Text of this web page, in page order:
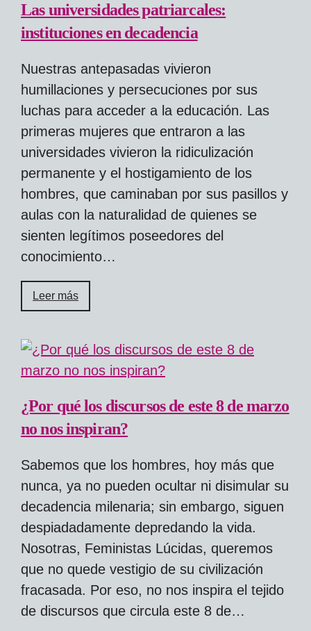
Las universidades patriarcales:
instituciones en decadencia
Nuestras antepasadas vivieron
humillaciones y persecuciones por sus
luchas para acceder a la educación. Las
primeras mujeres que entraron a las
universidades vivieron la ridiculización
permanente y el hostigamiento de los
hombres, que caminaban por sus pasillos y
aulas con la naturalidad de quienes se
sienten legítimos poseedores del
conocimiento…
Leer más
¿Por qué los discursos de este 8 de marzo
no nos inspiran?
Sabemos que los hombres, hoy más que
nunca, ya no pueden ocultar ni disimular su
decadencia milenaria; sin embargo, siguen
despiadadamente depredando la vida.
Nosotras, Feministas Lúcidas, queremos
que no quede vestigio de su civilización
fracasada. Por eso, no nos inspira el tejido
de discursos que circula este 8 de…